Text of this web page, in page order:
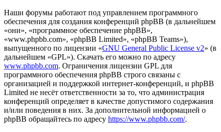
Наши форумы работают под управлением программного
обеспечения для создания конференций phpBB (в дальнейшем
«они», «программное обеспечение phpBB»,
«www.phpbb.com», «phpBB Limited», «phpBB Teams»),
выпущенного по лицензии «GNU General Public License v2» (в
дальнейшем «GPL»). Скачать его можно по адресу
www.phpbb.com. Ограничения лицензии GPL для
программного обеспечения phpBB строго связаны с
организацией и поддержкой интернет-конференций, и phpBB
Limited не несёт ответственности за то, что администрация
конференций определяет в качестве допустимого содержания
и/или поведения в них. За дополнительной информацией о
phpBB обращайтесь по адресу https://www.phpbb.com/.